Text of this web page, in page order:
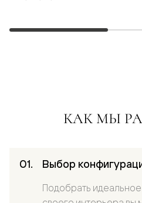
КАК МЫ
Выбор
Подобрать